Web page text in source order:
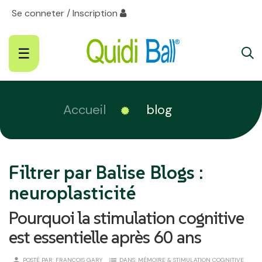
Se conneter / Inscription
Basculer
la
☰
Accueil blog
Filtrer par Balise Blogs :
neuroplasticité
Pourquoi la stimulation cognitive
est essentielle après 60 ans
POSTÉ PAR: FRANÇOIS GARY DANS: MÉMOIRE & STIMULATION COGNITIVE